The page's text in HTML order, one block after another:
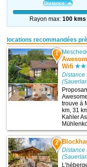
Distance
Rayon max:100 kms
locations recommandées
1
Wifi
Distance
trouve à
km, 31
Kahler
2
Distance